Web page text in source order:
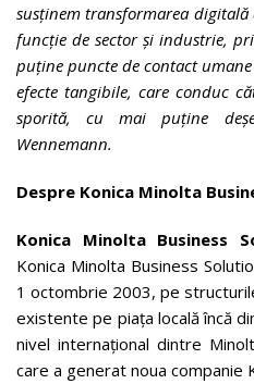
susținem transformarea
funcție de sector și industrie,
puține puncte de contact
efecte tangibile, care conduc
sporită, cu mai puține
Wennemann.
Despre Konica Minolta
Konica Minolta Business
Konica Minolta Business
1 octombrie 2003, pe
existente pe piaţa locală încă
nivel internaţional dintre
care a generat noua companie